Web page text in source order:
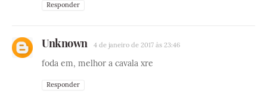
Responder
Unknown 4 de janeiro de 2017 às 23:46
foda em, melhor a cavala xre
Responder